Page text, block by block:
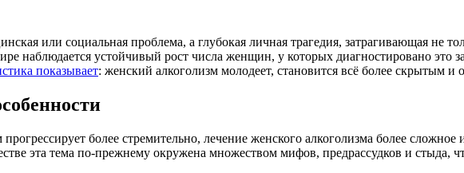
или социальная проблема, а глубокая личная трагедия, затрагивающая не
наблюдается устойчивый рост числа женщин, у которых диагностировано это
показывает: женский алкоголизм молодеет, становится всё более скрытым и
более стремительно, лечение женского алкоголизма более
эта тема по-прежнему окружена множеством мифов, предрассудков и стыда,